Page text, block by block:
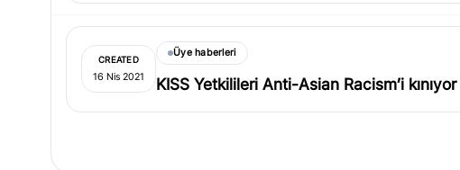
CREATED
16 Nis 2021
Üye haberleri
KISS Yetkilileri Anti-Asian Racism’i kınıyor